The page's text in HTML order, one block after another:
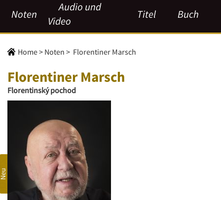
Noten
Audio und
Video
Titel Buch
Home> Noten > Florentiner Marsch
Florentiner Marsch
Florentinský pochod